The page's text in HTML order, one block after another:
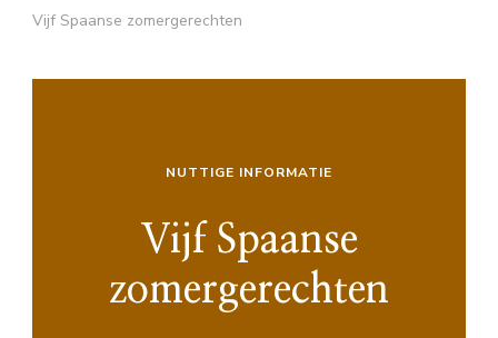
Vijf Spaanse zomergerechten
NUTTIGE INFORMATIE
Vijf Spaanse
zomergerechten